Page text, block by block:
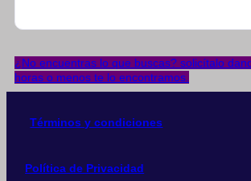
¿No encuentras lo que buscas? solicítalo
horas o menos te lo encontramos.
Términos y condiciones
Política de Privacidad